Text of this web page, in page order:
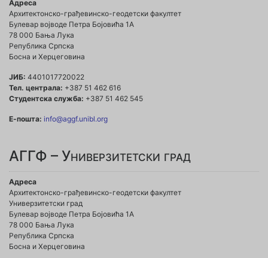
Адреса
Архитектонско-грађевинско-геодетски факултет
Булевар војводе Петра Бојовића 1A
78 000 Бања Лука
Република Српска
Босна и Херцеговина
ЈИБ: 4401017720022
Тел. централа: +387 51 462 616
Студентска служба: +387 51 462 545
Е-пошта: info@aggf.unibl.org
АГГФ – Универзитетски град
Адреса
Архитектонско-грађевинско-геодетски факултет
Универзитетски град
Булевар војводе Петра Бојовића 1A
78 000 Бања Лука
Република Српска
Босна и Херцеговина